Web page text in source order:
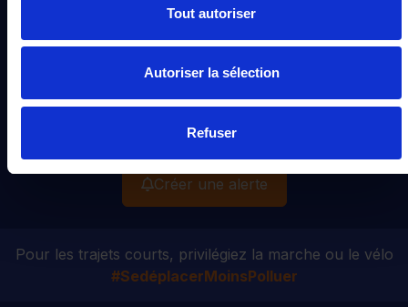
Tout autoriser
Autoriser la sélection
Refuser
Vous recherchez ce type de véhicule ?
Créez une alerte afin de recevoir dans votre boite e-
mail toutes nouvelles annonces disponibles pour votre
SERIE 5 TOURING
Créer une alerte
Pour les trajets courts, privilégiez la marche ou le vélo
#SedéplacerMoinsPolluer